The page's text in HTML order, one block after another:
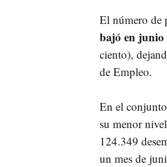
El número de
bajó en junio
ciento),
de Empleo.
En el
su menor
124.349
un mes de